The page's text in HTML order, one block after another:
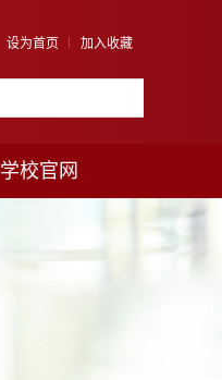
设为首页 加入收藏
学校官网